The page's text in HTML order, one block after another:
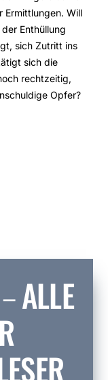
Will
Enthüllung
sich Zutritt ins
sich die
rechtzeitig,
Opfer?
ALLE